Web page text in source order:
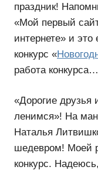
праздник!
«Мой первый
интернете» и это
конкурс «
работа
«Дорогие друзья
ленимся»! На
Наталья
шедевром! Моей
конкурс.